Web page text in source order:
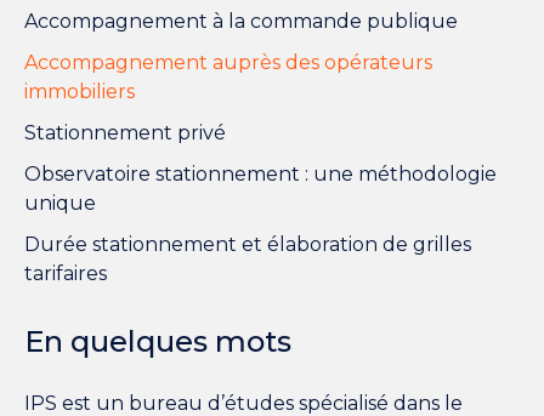
Accompagnement à la commande publique
Accompagnement auprès des opérateurs
immobiliers
Stationnement privé
Observatoire stationnement : une méthodologie
unique
Durée stationnement et élaboration de grilles
tarifaires
En quelques mots
IPS est un bureau d’études spécialisé dans le